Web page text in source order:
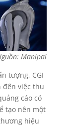
Manipal
tượng, CGI
đến việc thu
cáo có
tạo nên một
hiệu